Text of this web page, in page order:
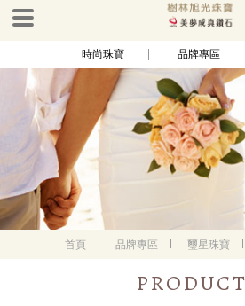
時尚珠寶 品牌專區
首頁 品牌專區 璽星珠寶